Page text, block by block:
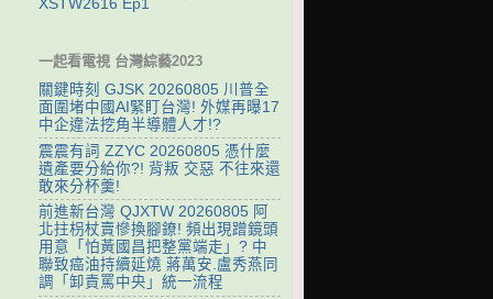
XSTW2616 Ep1
一起看電視 台灣綜藝2023
關鍵時刻 GJSK 20260805 川普全
面圍堵中國AI緊盯台灣! 外媒再曝17
中企違法挖角半導體人才!?
震震有詞 ZZYC 20260805 憑什麼
遺產要分給你?! 背叛 交惡 不往來還
敢來分杯羹!
前進新台灣 QJXTW 20260805 阿
北拄枴杖賣慘換腳鐐! 頻出現蹭鏡頭
用意「怕黃國昌把整黨端走」? 中
聯致癌油持續延燒 蔣萬安.盧秀燕同
調「卸責罵中央」統一流程